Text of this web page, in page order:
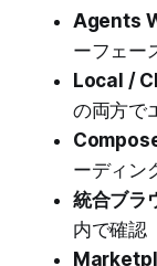
Agents
ーフェー
Local /
の両方で
ーディン
統合ブラ
内で確認